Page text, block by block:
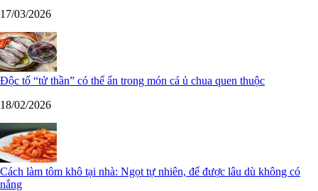
17/03/2026
Độc tố “tử thần” có thể ẩn trong món cá ủ chua quen thuộc
18/02/2026
Cách làm tôm khô tại nhà: Ngọt tự nhiên, để được lâu dù không có
nắng